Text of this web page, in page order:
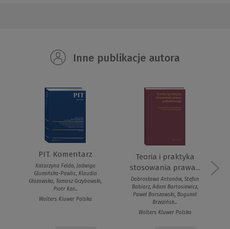
Inne publikacje autora
PIT. Komentarz
Katarzyna Feldo, Jadwiga
Glumińska-Pawlic, Klaudia
Głazowska, Tomasz Grzybowski,
Piotr Kar...
Wolters Kluwer Polska
Teoria i praktyka
stosowania prawa...
Dobrosława Antonów, Stefan
Babiarz, Adam Bartosiewicz,
Paweł Borszowski, Bogumił
Brzezińsk...
Wolters Kluwer Polska